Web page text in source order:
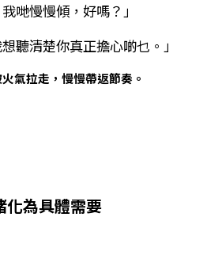
哋慢慢傾，好嗎？」
聽清楚你真正擔心啲乜。」
氣拉走，慢慢帶返節奏。
化為具體需要